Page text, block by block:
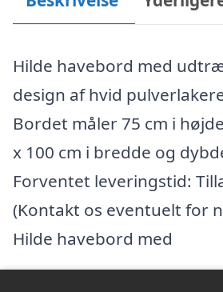
Hilde havebord med
design af hvid
Bordet måler 75 cm i
x 100 cm i bredde og
Forventet leveringstid:
(Kontakt os eventuelt for
Hilde havebord med